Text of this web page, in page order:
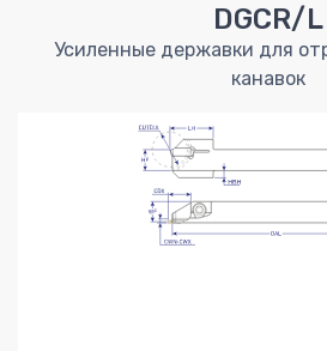
DGCR/L
Усиленные державки для
канавок